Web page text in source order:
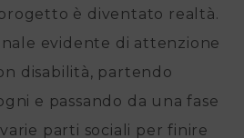
è diventato realtà.
evidente di attenzione
disabilità, partendo
e passando da una fase
parti sociali per finire